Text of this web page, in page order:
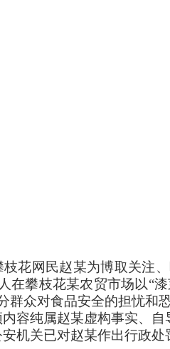
花网民赵某为博取关注
在攀枝花某农贸市场以“
群众对食品安全的担忧和恐
容纯属赵某虚构事实、自
机关已对赵某作出行政处